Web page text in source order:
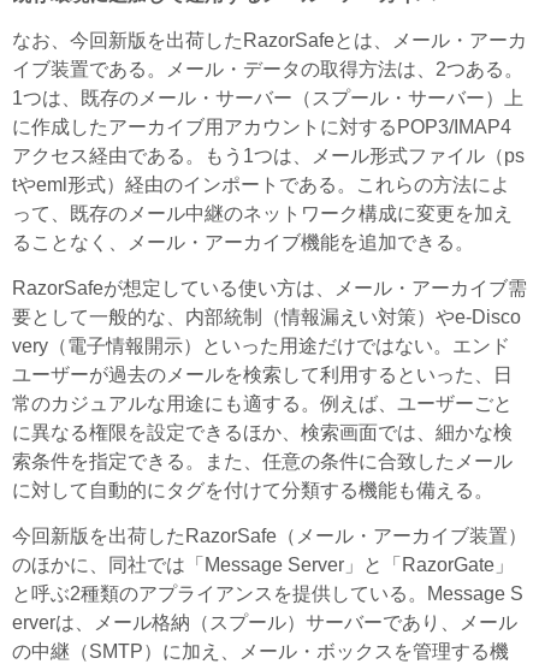
なお、今回新版を出荷したRazorSafeとは、メール・アーカ
イブ装置である。メール・データの取得方法は、2つある。
1つは、既存のメール・サーバー（スプール・サーバー）上
に作成したアーカイブ用アカウントに対するPOP3/IMAP4
アクセス経由である。もう1つは、メール形式ファイル（ps
tやeml形式）経由のインポートである。これらの方法によ
って、既存のメール中継のネットワーク構成に変更を加え
ることなく、メール・アーカイブ機能を追加できる。
RazorSafeが想定している使い方は、メール・アーカイブ需
要として一般的な、内部統制（情報漏えい対策）やe-Disco
very（電子情報開示）といった用途だけではない。エンド
ユーザーが過去のメールを検索して利用するといった、日
常のカジュアルな用途にも適する。例えば、ユーザーごと
に異なる権限を設定できるほか、検索画面では、細かな検
索条件を指定できる。また、任意の条件に合致したメール
に対して自動的にタグを付けて分類する機能も備える。
今回新版を出荷したRazorSafe（メール・アーカイブ装置）
のほかに、同社では「Message Server」と「RazorGate」
と呼ぶ2種類のアプライアンスを提供している。Message S
erverは、メール格納（スプール）サーバーであり、メール
の中継（SMTP）に加え、メール・ボックスを管理する機